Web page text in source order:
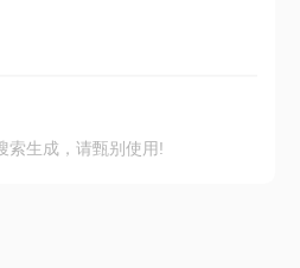
索生成，请甄别使用!